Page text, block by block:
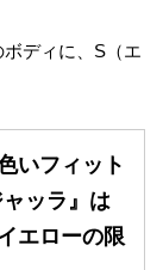
ボディに、S（エ
いフィット
ッラ』は
エローの限